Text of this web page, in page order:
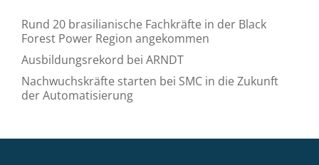
Rund 20 brasilianische Fachkräfte in der Black
Forest Power Region angekommen
Ausbildungsrekord bei ARNDT
Nachwuchskräfte starten bei SMC in die Zukunft
der Automatisierung